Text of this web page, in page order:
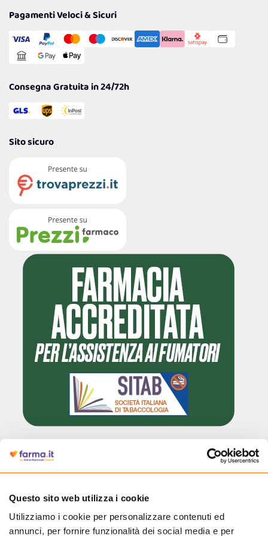
Questo sito web utilizza i cookie
Utilizziamo i cookie per personalizzare contenuti ed
annunci, per fornire funzionalità dei social media e per
Cookie Policy
Gestisci Cookie
Reso Facile e Veloce
Pagamenti Veloci & Sicuri
Consegna Gratuita in 24/72h
Sito sicuro
Recensioni
Cliccando il badge, puoi verificare che Farma.it è un'entità regolarmente
autorizzata dal Ministero della Salute a effettuare la vendita online di